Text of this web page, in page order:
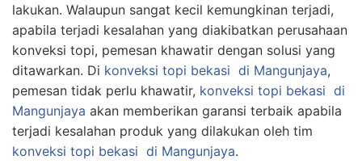
lakukan. Walaupun sangat kecil kemungkinan terjadi,
apabila terjadi kesalahan yang diakibatkan perusahaan
konveksi topi, pemesan khawatir dengan solusi yang
ditawarkan. Di konveksi topi bekasi di Mangunjaya,
pemesan tidak perlu khawatir, konveksi topi bekasi di
Mangunjaya akan memberikan garansi terbaik apabila
terjadi kesalahan produk yang dilakukan oleh tim
konveksi topi bekasi di Mangunjaya.